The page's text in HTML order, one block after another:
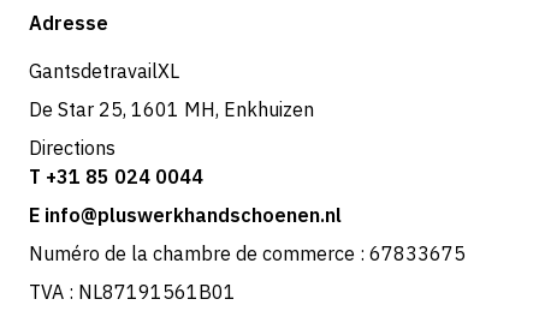
Retours et service
Boutique
Adresse
GantsdetravailXL
De Star 25, 1601 MH, Enkhuizen
Directions
T +31 85 024 0044
E info@pluswerkhandschoenen.nl
Numéro de la chambre de commerce : 67833675
TVA : NL87191561B01